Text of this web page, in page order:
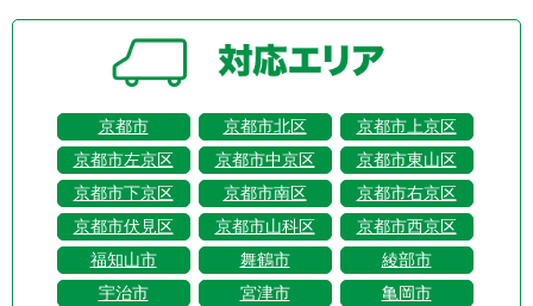
京都市 京都市北区
京都市上京区
京都市左京区
京都市中京区
京都市東山区
京都市下京区
京都市南区
京都市右京区
京都市伏見区
京都市山科区
京都市西京区
福知山市
舞鶴市
綾部市
宇治市
宮津市
亀岡市